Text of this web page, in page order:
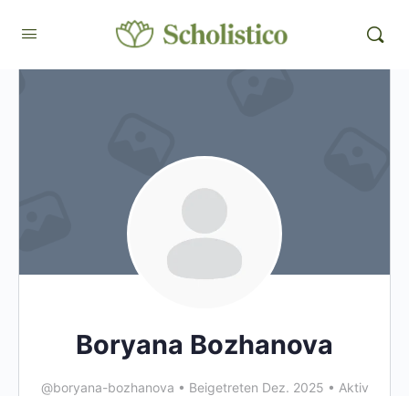
Boryana Bozhanova
@boryana-bozhanova • Beigetreten Dez. 2025 • Aktiv